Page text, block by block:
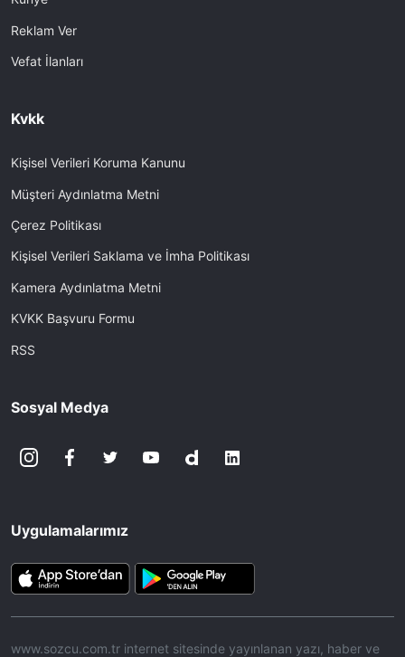
Reklam Ver
Vefat İlanları
Kvkk
Kişisel Verileri Koruma Kanunu
Müşteri Aydınlatma Metni
Çerez Politikası
Kişisel Verileri Saklama ve İmha Politikası
Kamera Aydınlatma Metni
KVKK Başvuru Formu
RSS
Sosyal Medya
Uygulamalarımız
www.sozcu.com.tr internet sitesinde yayınlanan yazı, haber ve